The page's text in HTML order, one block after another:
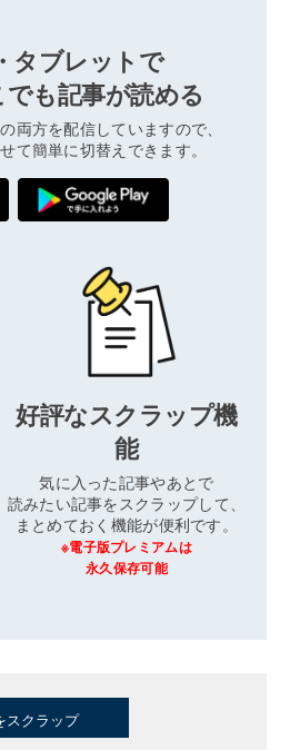
タブレットで
も記事が読める
両方を配信していますので、
て簡単に切替えできます。
好評なスクラップ機
能
気に入った記事やあとで
読みたい記事をスクラップして、
まとめておく機能が便利です。
※電子版プレミアムは
永久保存可能
スクラップ